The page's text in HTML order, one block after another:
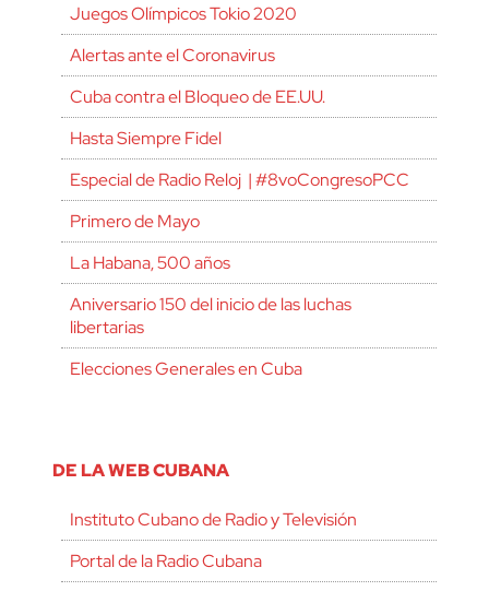
Juegos Olímpicos Tokio 2020
Alertas ante el Coronavirus
Cuba contra el Bloqueo de EE.UU.
Hasta Siempre Fidel
Especial de Radio Reloj | #8voCongresoPCC
Primero de Mayo
La Habana, 500 años
Aniversario 150 del inicio de las luchas
libertarias
Elecciones Generales en Cuba
DE LA WEB CUBANA
Instituto Cubano de Radio y Televisión
Portal de la Radio Cubana